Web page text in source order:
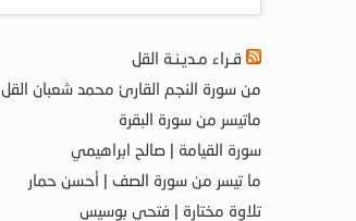
قـراء مـديـنـة القل
من سورة النجم القارئ محمد شعبان القل
ماتيسر من سورة البقرة
سورة القيامة | صالح ابراهيمي
ما تيسر من سورة الصف | أحسن حمار
تلاوة مختارة | فتحي بوسيس